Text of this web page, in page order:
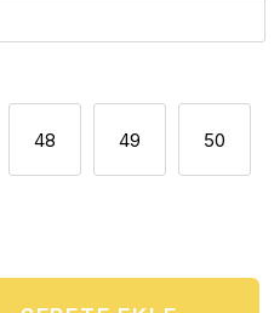
48 49 50